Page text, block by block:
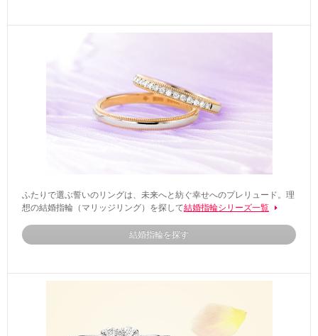
ふたりで選ぶ誓いのリングは、未来へと紡ぐ幸せへのプレリュード。理
想の結婚指輪（マリッジリング）を探して結婚指輪シリーズ一覧
結婚指輪を探す